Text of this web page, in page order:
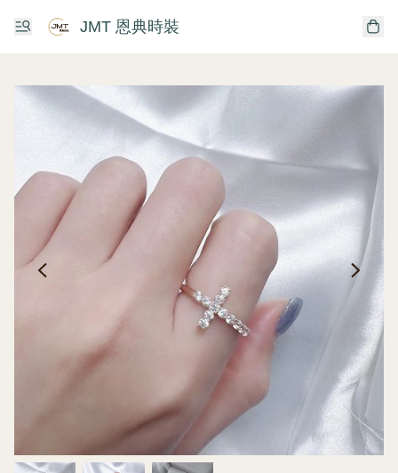
JMT 恩典時裝